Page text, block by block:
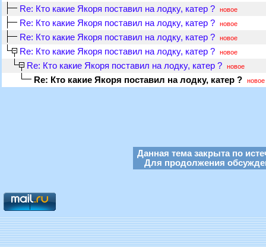
Re: Кто какие Якоря поставил на лодку, катер ? новое
Re: Кто какие Якоря поставил на лодку, катер ? новое
Re: Кто какие Якоря поставил на лодку, катер ? новое
Re: Кто какие Якоря поставил на лодку, катер ? новое
Re: Кто какие Якоря поставил на лодку, катер ? новое
Re: Кто какие Якоря поставил на лодку, катер ? новое
Данная тема закрыта по
Для продолжения